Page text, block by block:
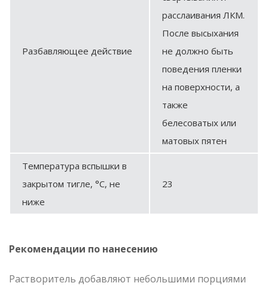
Разбавляющее действие
расслаивания ЛКМ.
После высыхания
не должно быть
поведения пленки
на поверхности, а
также
белесоватых или
матовых пятен
Температура вспышки в
закрытом тигле, °С, не
ниже
23
Рекомендации по нанесению
Растворитель добавляют небольшими порциями